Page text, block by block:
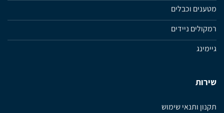
מטענים וכבלים
רמקולים ניידים
גיימינג
שירות
תקנון ותנאי שימוש